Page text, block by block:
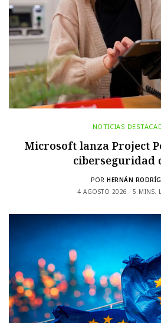
NOTICIAS
Microsoft lanza Project
ciberseguridad
POR HERNÁN
4 AGOSTO 2026
5 MINS.